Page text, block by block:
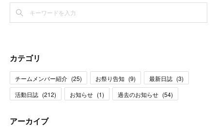
カテゴリ
チームメンバー紹介 (25) お祭り告知 (9) 最新日誌 (3)
活動日誌 (212) お知らせ (1) 過去のお知らせ (54)
アーカイブ